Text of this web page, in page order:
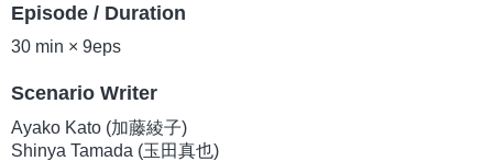
Episode / Duration
30 min × 9eps
Scenario Writer
Ayako Kato (加藤綾子)
Shinya Tamada (玉田真也)